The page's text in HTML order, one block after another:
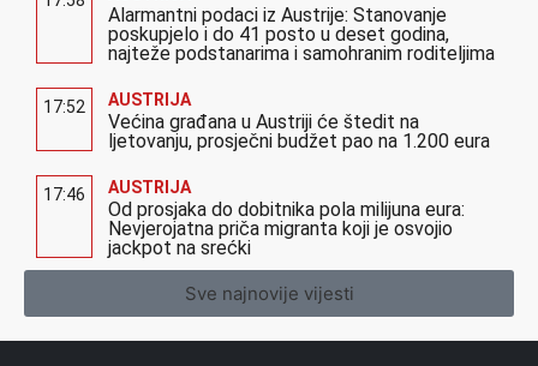
Alarmantni podaci iz Austrije: Stanovanje
poskupjelo i do 41 posto u deset godina,
najteže podstanarima i samohranim roditeljima
17:52 AUSTRIJA
Većina građana u Austriji će štedit na
ljetovanju, prosječni budžet pao na 1.200 eura
17:46 AUSTRIJA
Od prosjaka do dobitnika pola milijuna eura:
Nevjerojatna priča migranta koji je osvojio
jackpot na srećki
Sve najnovije vijesti